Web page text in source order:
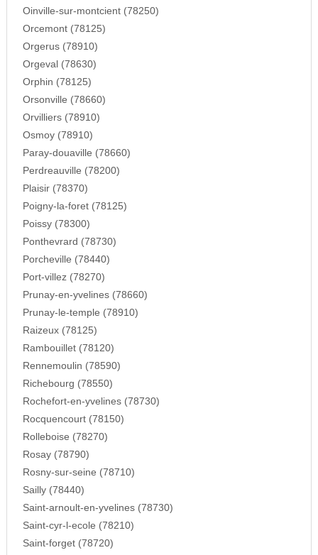
Oinville-sur-montcient (78250)
Orcemont (78125)
Orgerus (78910)
Orgeval (78630)
Orphin (78125)
Orsonville (78660)
Orvilliers (78910)
Osmoy (78910)
Paray-douaville (78660)
Perdreauville (78200)
Plaisir (78370)
Poigny-la-foret (78125)
Poissy (78300)
Ponthevrard (78730)
Porcheville (78440)
Port-villez (78270)
Prunay-en-yvelines (78660)
Prunay-le-temple (78910)
Raizeux (78125)
Rambouillet (78120)
Rennemoulin (78590)
Richebourg (78550)
Rochefort-en-yvelines (78730)
Rocquencourt (78150)
Rolleboise (78270)
Rosay (78790)
Rosny-sur-seine (78710)
Sailly (78440)
Saint-arnoult-en-yvelines (78730)
Saint-cyr-l-ecole (78210)
Saint-forget (78720)